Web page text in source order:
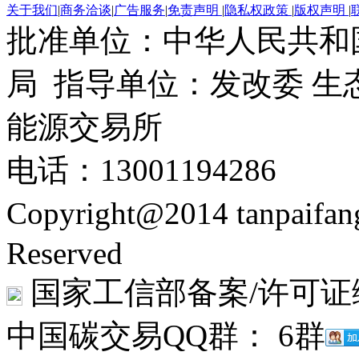
关于我们|商务洽谈|广告服务|免责声明 |隐私权政策 |版权声明 |
批准单位：中华人民共
局 指导单位：发改委 生
能源交易所
电话：13001194286
Copyright@2014
Reserved
国家工信部备案/许可
中国碳交易QQ群： 6群